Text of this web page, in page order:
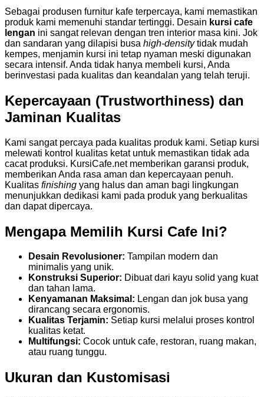
Sebagai produsen furnitur kafe terpercaya, kami memastikan
produk kami memenuhi standar tertinggi. Desain kursi cafe
lengan ini sangat relevan dengan tren interior masa kini. Jok
dan sandaran yang dilapisi busa high-densitytidak mudah
kempes, menjamin kursi ini tetap nyaman meski digunakan
secara intensif. Anda tidak hanya membeli kursi, Anda
berinvestasi pada kualitas dan keandalan yang telah teruji.
Kepercayaan (Trustworthiness) dan
Jaminan Kualitas
Kami sangat percaya pada kualitas produk kami. Setiap kursi
melewati kontrol kualitas ketat untuk memastikan tidak ada
cacat produksi. KursiCafe.net memberikan garansi produk,
memberikan Anda rasa aman dan kepercayaan penuh.
Kualitas finishing yang halus dan aman bagi lingkungan
menunjukkan dedikasi kami pada produk yang berkualitas
dan dapat dipercaya.
Mengapa Memilih Kursi Cafe Ini?
Desain Revolusioner: Tampilan modern dan
minimalis yang unik.
Konstruksi Superior: Dibuat dari kayu solid yang kuat
dan tahan lama.
Kenyamanan Maksimal: Lengan dan jok busa yang
dirancang secara ergonomis.
Kualitas Terjamin: Setiap kursi melalui proses kontrol
kualitas ketat.
Multifungsi: Cocok untuk cafe, restoran, ruang makan,
atau ruang tunggu.
Ukuran dan Kustomisasi